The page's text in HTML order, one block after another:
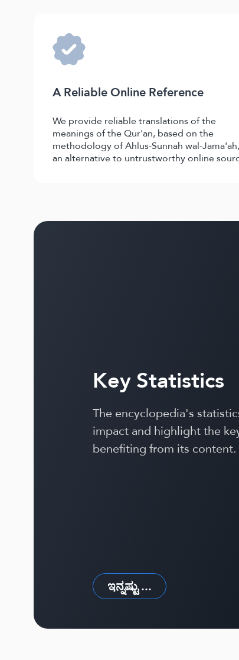
A Reliable Online Reference
We provide reliable translations of the
meanings of the Qur'an, based on the
methodology of Ahlus-Sunnah wal-
an alternative to untrustworthy online
Key Statistics
The encyclopedia's
impact and highlight the
benefiting from its content.
ಇನ್ನಷ್ಟು ...